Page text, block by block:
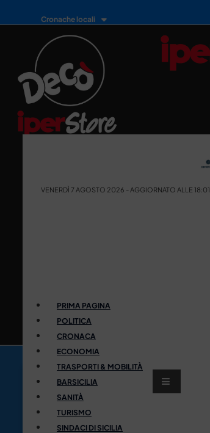
Cronache locali
VENERDÌ 7 AGOSTO 2026 - AGGIORNATO ALLE 18:01
PRIMA PAGINA
POLITICA
CRONACA
ECONOMIA
TRASPORTI & MOBILITÀ
BARSICILIA
SANITÀ
TURISMO
SINDACI DI SICILIA